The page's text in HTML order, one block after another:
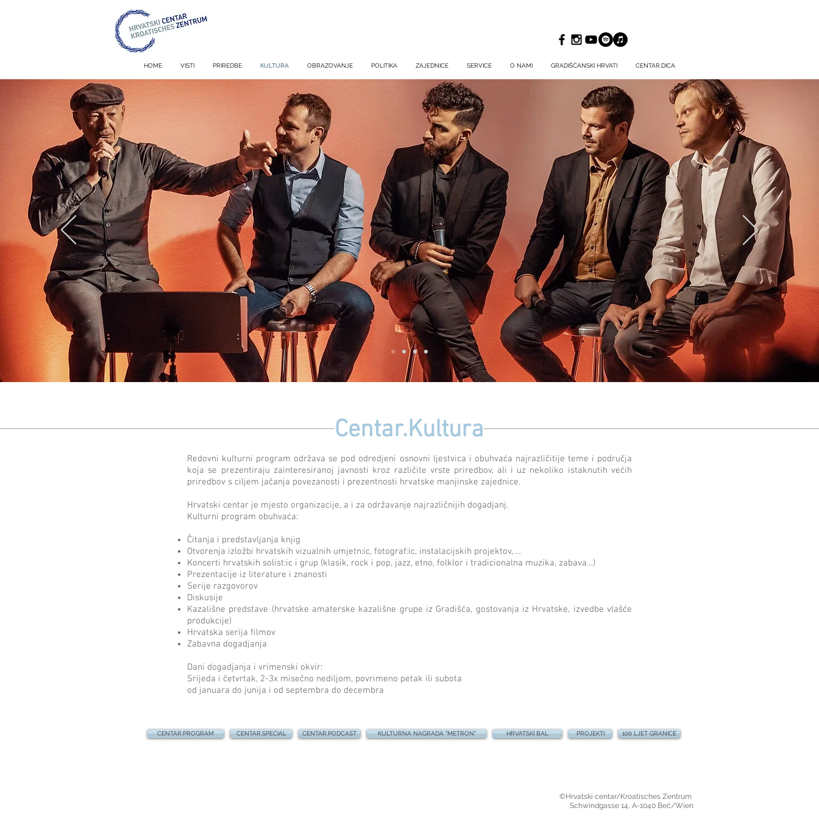
HOME VISTI PRIREDBE KULTURA OBRAZOVANJE POLITIKA ZAJEDNICE SERVICE O NAMI GRADIŠĆANSKI HRVATI CENTAR.DICA
Centar.Kultura
Redovni kulturni program održava se pod odredjeni osnovni ljestvica i obuhvaća najrazličitije teme i područja
koja se prezentiraju zainteresiranoj javnosti kroz različite vrste priredbov, ali i uz nekoliko istaknutih većih
priredbov s ciljem jačanja povezanosti i prezentnosti hrvatske manjinske zajednice.
Hrvatski centar je mjesto organizacije, a i za održavanje najrazličnijih dogadjanj.
Kulturni program obuhvaća:
Čitanja i predstavljanja knjig
Otvorenja izložbi hrvatskih vizualnih umjetn:ic, fotograf:ic, instalacijskih projektov, …
Koncerti hrvatskih solist:ic i grup (klasik, rock i pop, jazz, etno, folklor i tradicionalna muzika, zabava…)
Prezentacije iz literature i znanosti
Serije razgovorov
Diskusije
Kazališne predstave (hrvatske amaterske kazališne grupe iz Gradišća, gostovanja iz Hrvatske, izvedbe vlašće
produkcije)
Hrvatska serija filmov
Zabavna dogadjanja
Dani dogadjanja i vrimenski okvir:
Srijeda i četvrtak, 2-3x misečno nediljom, povrimeno petak ili subota
od januara do junija i od septembra do decembra
CENTAR.PROGRAM CENTAR.SPECIAL CENTAR.PODCAST KULTURNA NAGRADA "METRON" HRVATSKI BAL PROJEKTI 100 LJET GRANICE
©Hrvatski centar/Kroatisches Zentrum
Schwindgasse 14, A-1040 Beč/Wien